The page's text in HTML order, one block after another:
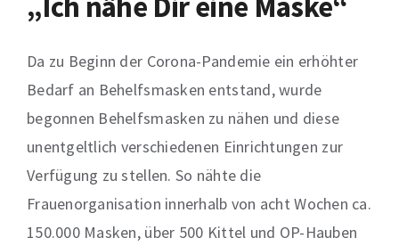
Da zu Beginn der Corona-Pandemie ein erhöhter
Bedarf an Behelfsmasken entstand,wurde
begonnen Behelfsmasken zu nähen und diese
unentgeltlich verschiedenen Einrichtungen zur
Verfügung zu stellen. So nähte die
Frauenorganisation innerhalb von acht Wochen ca.
150.000 Masken, über 500 Kittel und OP-Hauben